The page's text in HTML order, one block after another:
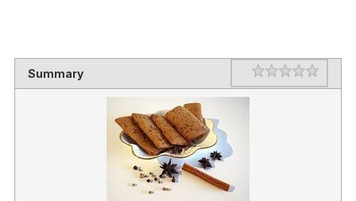
Summary Rating
1 star
2 stars
3 stars
4 stars
5 stars